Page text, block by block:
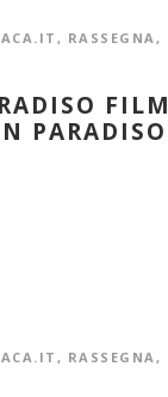
, RASSEGNA,
PARADISO
, RASSEGNA,